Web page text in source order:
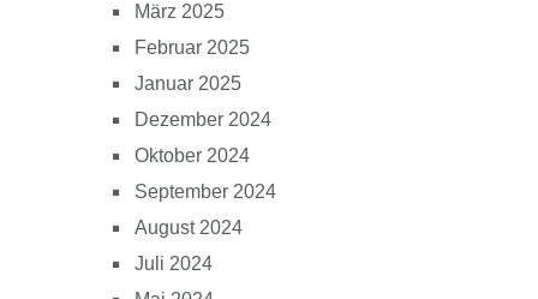
März 2025
Februar 2025
Januar 2025
Dezember 2024
Oktober 2024
September 2024
August 2024
Juli 2024